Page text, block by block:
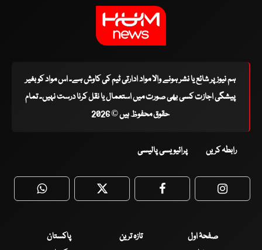
ہم نیوز پر شائع یا نشر ہونے والا مواد ادارتی ٹیم کی کاوش ہے۔ اس مواد کو بغیر
پیشگی اجازت کسی بھی صورت میں استعمال یا نقل کرنا درست نہیں۔ تمام
حقوق محفوظ ہیں © 2026
رابطہ کریں پرائیویسی پالیسی
WhatsApp Twitter Facebook
صفحۂ اول تازہ ترین
پاکستان